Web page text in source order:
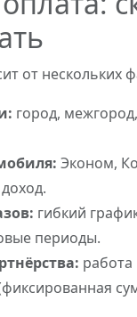
от нескольких
город,
Эконом,
гибкий
периоды.